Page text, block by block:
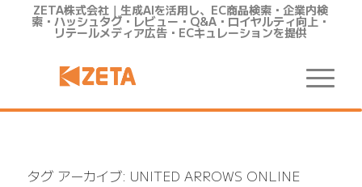
ZETA株式会社｜生成AIを活用し、EC商品検索・企業内検
索・ハッシュタグ・レビュー・Q&A・ロイヤルティ向上・
リテールメディア広告・ECキュレーションを提供
タグ アーカイブ: UNITED ARROWS ONLINE